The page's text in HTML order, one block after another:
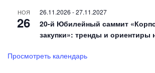
НОЯ
26
26.11.2026 -27.11.2027
20-й Юбилейный саммит
закупки»: тренды и ориентиры
Просмотреть календарь